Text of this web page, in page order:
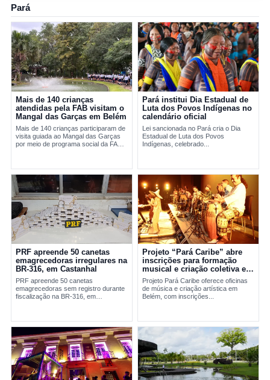
Pará
Mais de 140 crianças
atendidas pela FAB visitam o
Mangal das Garças em Belém
Mais de 140 crianças participaram de
visita guiada ao Mangal das Garças
por meio de programa social da FAB
Pará institui Dia Estadual de
Luta dos Povos Indígenas no
calendário oficial
Lei sancionada no Pará cria o Dia
Estadual de Luta dos Povos
Indígenas, celebrado...
PRF apreende 50 canetas
emagrecedoras irregulares na
BR-316, em Castanhal
PRF apreende 50 canetas
emagrecedoras sem registro durante
fiscalização na BR-316, em
Projeto “Pará Caribe” abre
inscrições para formação
musical e criação coletiva em
Belém
Projeto Pará Caribe oferece oficinas
de música e criação artística em
Belém, com inscrições...